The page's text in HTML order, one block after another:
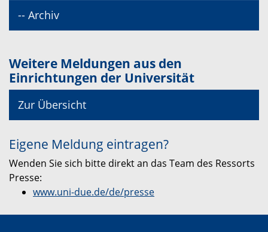
-- Archiv
Weitere Meldungen aus den
Einrichtungen der Universität
Zur Übersicht
Eigene Meldung eintragen?
Wenden Sie sich bitte direkt an das Team des Ressorts
Presse:
www.uni-due.de/de/presse